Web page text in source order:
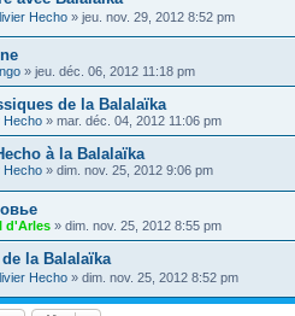
Hecho » jeu. nov. 29, 2012 8:52 pm
» jeu. déc. 06, 2012 11:18 pm
de la Balalaïka
Hecho » mar. déc. 04, 2012 11:06 pm
à la Balalaïka
Hecho » dim. nov. 25, 2012 9:06 pm
d'Arles » dim. nov. 25, 2012 8:55 pm
la Balalaïka
Hecho » dim. nov. 25, 2012 8:52 pm